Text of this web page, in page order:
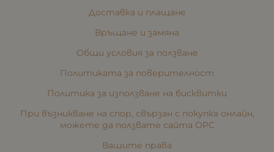
Доставка и плащане
Връщане и замяна
Общи условия за ползване
Политиката за поверителност
Политика за използване на бисквитки
При възникване на спор, свързан с покупка онлайн,
можете да ползвате сайта ОРС
Вашите права